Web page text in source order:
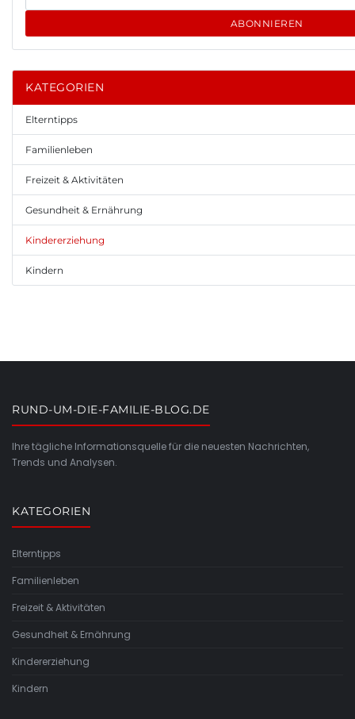
ABONNIEREN
KATEGORIEN
Elterntipps
Familienleben
Freizeit & Aktivitäten
Gesundheit & Ernährung
Kindererziehung
Kindern
RUND-UM-DIE-FAMILIE-BLOG.DE
Ihre tägliche Informationsquelle für die neuesten Nachrichten,
Trends und Analysen.
KATEGORIEN
Elterntipps
Familienleben
Freizeit & Aktivitäten
Gesundheit & Ernährung
Kindererziehung
Kindern